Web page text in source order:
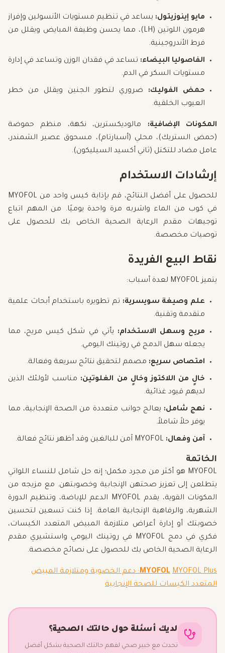
مايو إينوزيتول: يساعد في تنظيم مستويات الأنسولين وإفراز
هرمون اللوتين (LH)، مما يحسن وظيفة المبايض ويقلل من
فرط الأندروجينية.
الفاصوليا البيضاء: تساعد في فقدان الوزن وتساعد في إدارة
مستويات السكر في الدم.
حمض الفوليك: ضروري لتطور الجنين ويقلل من خطر
العيوب الخلقية.
المكونات الإضافية: مالوديكسترين، نكهة، منظم حموضة
(حمض الستريك)، محلي (أسبارتام)، مسحوق عصير الشمندر،
عامل مضاد للتكتل (ثاني أكسيد السيليكون).
إرشادات الاستخدام
للحصول على أفضل النتائج، قم بإذابة كيس واحد من MYOFOL
في كوب من الماء واشربه مرة واحدة يوميًا. من المهم اتباع
توجيهات مقدم الرعاية الصحية الخاص بك للحصول على
توصيات مخصصة.
نقاط البيع الفريدة
يتميز MYOFOL لعدة أسباب:
علم وصيغة سويسرية: تم تطويره باستخدام أبحاث علمية
متقدمة وتقنية.
مريح وسهل الاستخدام: يأتي في شكل كيس مريح، مما
يجعله سهل الدمج في روتينك اليومي.
امتصاص سريع: مصمم لتحقيق نتائج سريعة وفعالة.
خالٍ من اللاكتوز وخالٍ من الغلوتين: مناسب لأولئك الذين
لديهم قيود غذائية.
نهج شامل: يعالج جوانب متعددة من الصحة الإنجابية، مما
يوفر حلاً شاملاً.
آمن وفعال:
الخاتمة
MYOFOL هو أكثر من مجرد مكمل؛ إنه حل شامل للنساء اللواتي
يتطلعن إلى تعزيز صحتهن الإنجابية وخصوبتهن. مع مزيجه من
المكونات القوية، يقدم MYOFOL الدعم للإباضة، وتنظيم الدورة
الشهرية، والرفاهية الإنجابية العامة. إذا كنت تسعين لتحسين
خصوبتك أو إدارة أعراض متلازمة المبيض المتعدد الكيسات،
فكري في دمج MYOFOL في روتينك اليومي واستشيري مقدم
الرعاية الصحية الخاص بك للحصول على نصائح مخصصة.
MYOFOLMYOFOL Plus: دعم الخصوبة ومتلازمة المبيض
المتعدد الكيسات للصحة الإنجابية
لديك أسئلة حول حالتك الصحية؟
تحدث مع خبير صحي لفهم حالتك الصحية بشكل أفضل